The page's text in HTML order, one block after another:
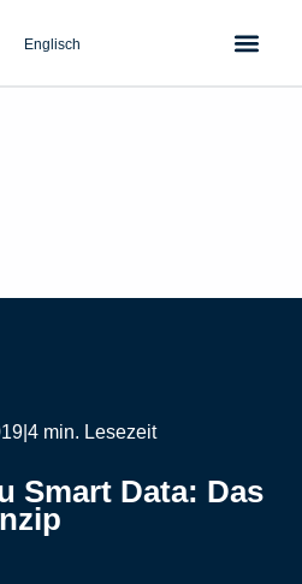
Englisch
| 4 min. Lesezeit
Smart Data: Das